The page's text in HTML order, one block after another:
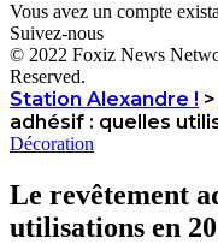
Vous avez un compte
Suivez-nous
© 2022 Foxiz News
Reserved.
Station Alexandre ! >
adhésif : quelles
Décoration
Le revêtement
utilisations en